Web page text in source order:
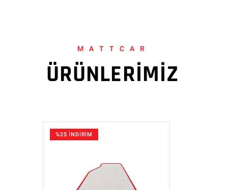
MATTCAR
ÜRÜNLERİMİZ
%25 İNDİRİM
GÖZAT